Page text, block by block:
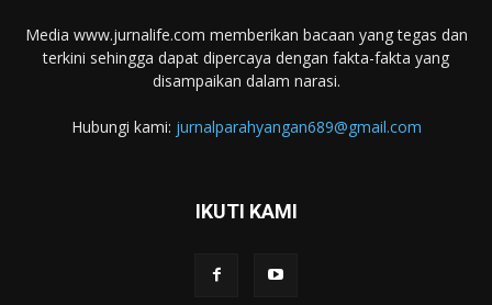
Media www.jurnalife.com memberikan bacaan yang tegas dan
terkini sehingga dapat dipercaya dengan fakta-fakta yang
disampaikan dalam narasi.
Hubungi kami: jurnalparahyangan689@gmail.com
IKUTI KAMI